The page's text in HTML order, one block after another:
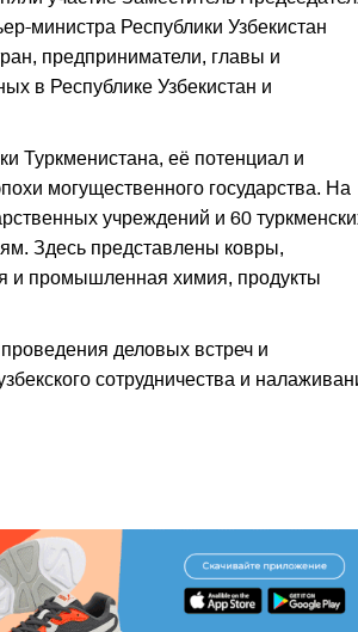
министра Республики Узбекистан
предприниматели, главы и
в Республике Узбекистан и
Туркменистана, её потенциал и
могущественного государства. На
учреждений и 60
Здесь представлены ковры,
и промышленная химия, продукты
деловых встреч и
сотрудничества и